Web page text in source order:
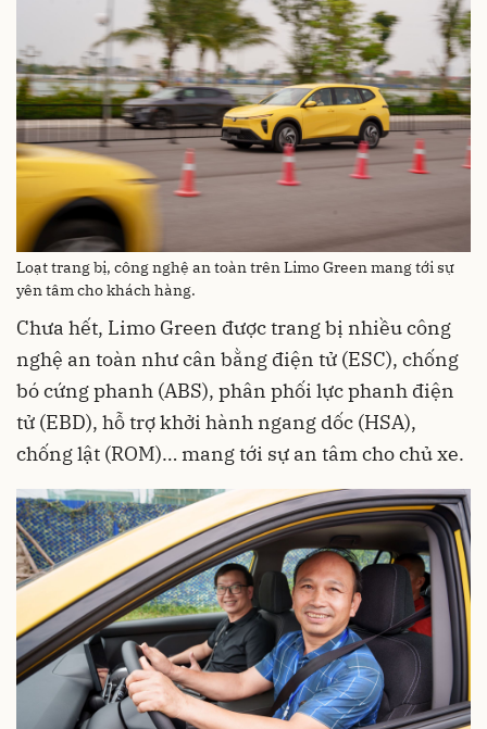
Loạt trang bị, công nghệ an toàn trên Limo Green mang tới sự
yên tâm cho khách hàng.
Chưa hết, Limo Green được trang bị nhiều công
nghệ an toàn như cân bằng điện tử (ESC), chống
bó cứng phanh (ABS), phân phối lực phanh điện
tử (EBD), hỗ trợ khởi hành ngang dốc (HSA),
chống lật (ROM)… mang tới sự an tâm cho chủ xe.